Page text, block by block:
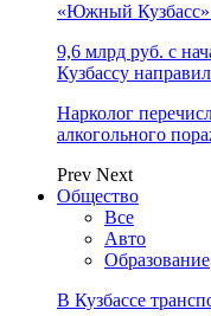
«Южный Кузбасс»
9,6 млрд руб. с
Кузбассу
Нарколог
алкогольного
Prev Next
Общество
Все
Авто
Образование
В Кузбассе